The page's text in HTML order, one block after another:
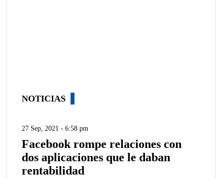
NOTICIAS
27 Sep, 2021 - 6:58 pm
Facebook rompe relaciones con
dos aplicaciones que le daban
rentabilidad